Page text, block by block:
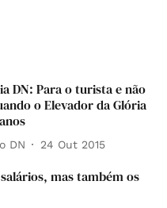
DN: Para o turista e não
o Elevador da Glória
DN 24 Out 2015
mas também os